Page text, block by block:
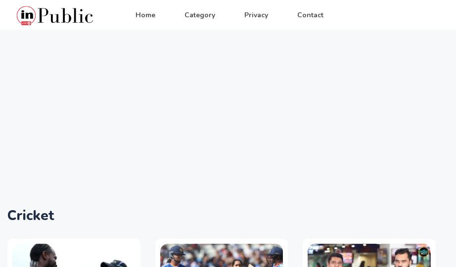
Home Category Privacy Contact
Cricket